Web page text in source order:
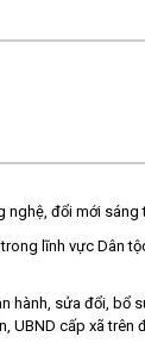
nghệ, đổi mới sáng
lĩnh vực Dân
hành, sửa đổi,
UBND cấp xã trên